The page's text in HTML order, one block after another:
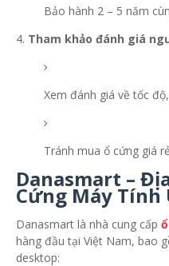
Bảo hành 2 – 5 năm
Tham khảo đánh giá
Xem đánh giá về tốc
Tránh mua ổ cứng giá
Danasmart –
Cứng Máy Tính
Danasmart là nhà cung cấp
hàng đầu tại Việt Nam, bao
desktop: